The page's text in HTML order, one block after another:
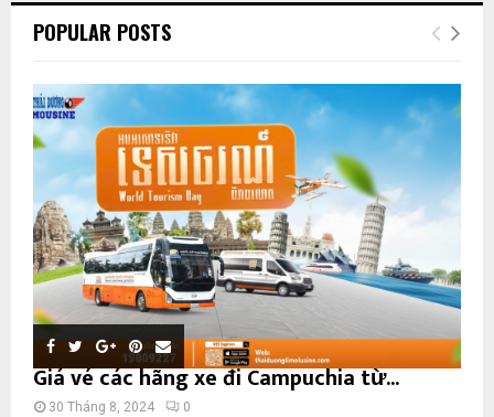
POPULAR POSTS
Giá vé các hãng xe đi Campuchia từ...
30 Tháng 8, 2024 0